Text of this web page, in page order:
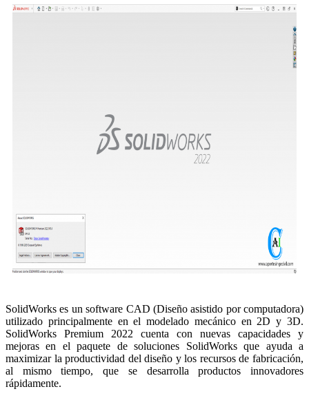
SolidWorks es un software CAD (Diseño asistido por computadora)
utilizado principalmente en el modelado mecánico en 2D y 3D.
SolidWorks Premium 2022 cuenta con nuevas capacidades y
mejoras en el paquete de soluciones SolidWorks que ayuda a
maximizar la productividad del diseño y los recursos de fabricación,
al mismo tiempo, que se desarrolla productos innovadores
rápidamente.